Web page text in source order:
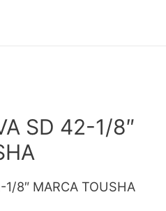
SD 42-1/8″
1/8″ MARCA TOUSHA